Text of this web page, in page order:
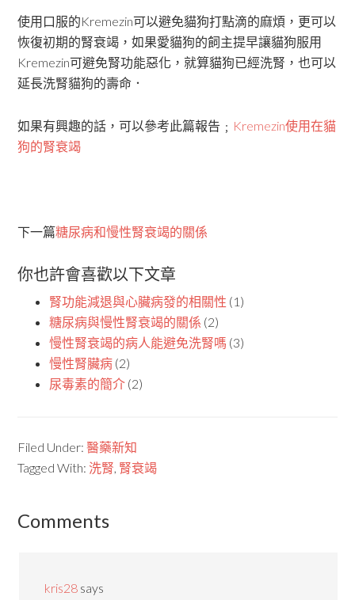
使用口服的Kremezin可以避免貓狗打點滴的麻煩，更可以
恢復初期的腎衰竭，如果愛貓狗的飼主提早讓貓狗服用
Kremezin可避免腎功能惡化，就算貓狗已經洗腎，也可以
延長洗腎貓狗的壽命．
如果有興趣的話，可以參考此篇報告﹔ Kremezin使用在貓
狗的腎衰竭
下一篇糖尿病和慢性腎衰竭的關係
你也許會喜歡以下文章
腎功能減退與心臟病發的相關性 (1)
糖尿病與慢性腎衰竭的關係 (2)
慢性腎衰竭的病人能避免洗腎嗎 (3)
慢性腎臟病 (2)
尿毒素的簡介 (2)
Filed Under:醫藥新知
Tagged With:洗腎, 腎衰竭
Comments
kris28 says